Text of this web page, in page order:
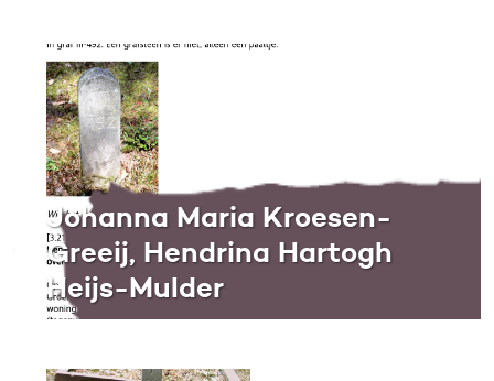
Johanna Maria Kroesen-
Greeij, Hendrina Hartogh
Heijs-Mulder